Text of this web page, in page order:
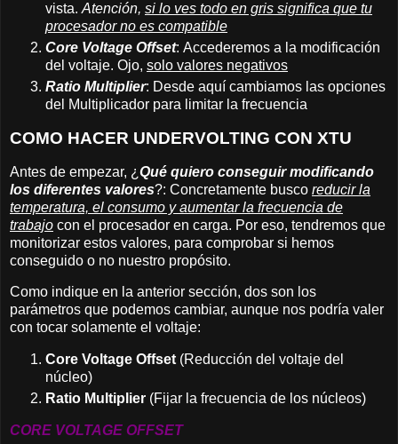
vista. Atención, si lo ves todo en gris significa que tu
procesador no es compatible
Core Voltage Offset: Accederemos a la modificación
del voltaje. Ojo, solo valores negativos
Ratio Multiplier: Desde aquí cambiamos las opciones
del Multiplicador para limitar la frecuencia
COMO HACER UNDERVOLTING CON XTU
Antes de empezar, ¿ Qué quiero conseguir modificando
los diferentes valores?: Concretamente busco reducir la
temperatura, el consumo y aumentar la frecuencia de
trabajo con el procesador en carga. Por eso, tendremos que
monitorizar estos valores, para comprobar si hemos
conseguido o no nuestro propósito.
Como indique en la anterior sección, dos son los
parámetros que podemos cambiar, aunque nos podría valer
con tocar solamente el voltaje:
Core Voltage Offset (Reducción del voltaje del
núcleo)
Ratio Multiplier (Fijar la frecuencia de los núcleos)
CORE VOLTAGE OFFSET